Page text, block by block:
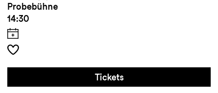
Probebühne
14:30
Tickets